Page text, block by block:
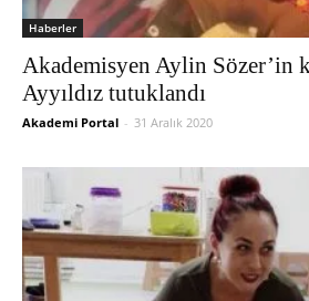
Haberler
Akademisyen Aylin Sözer’in
Ayyıldız tutuklandı
Akademi Portal - 31 Aralık 2020